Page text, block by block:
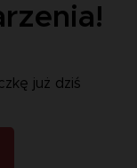
już dziś